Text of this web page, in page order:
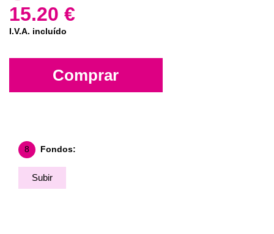
15.20 €
I.V.A. incluído
Comprar
8 Fondos:
Subir